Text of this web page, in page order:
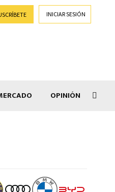
INICIAR SESIÓN
OPINIÓN